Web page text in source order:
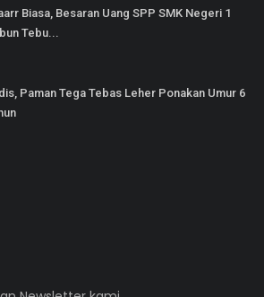
Biasa, Besaran Uang SPP SMK Negeri 1
Tebu...
Paman Tega Tebas Leher Ponakan Umur 6